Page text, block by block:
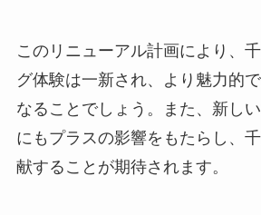
このリニューアル計画により、
グ体験は一新され、より魅力的
なることでしょう。また、新し
にもプラスの影響をもたらし、
献することが期待されます。